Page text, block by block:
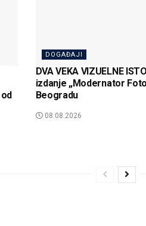
DOGAĐAJI
DVA VEKA VIZUELNE
izdanje „Modernator
Beogradu
08.08.2026